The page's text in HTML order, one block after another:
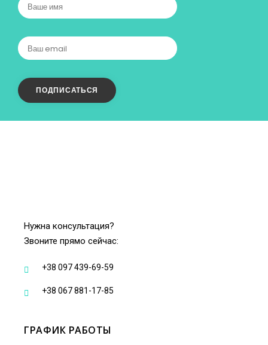
Нужна консультация?
Звоните прямо сейчас:
+38 097 439-69-59
+38 067 881-17-85
ГРАФИК РАБОТЫ